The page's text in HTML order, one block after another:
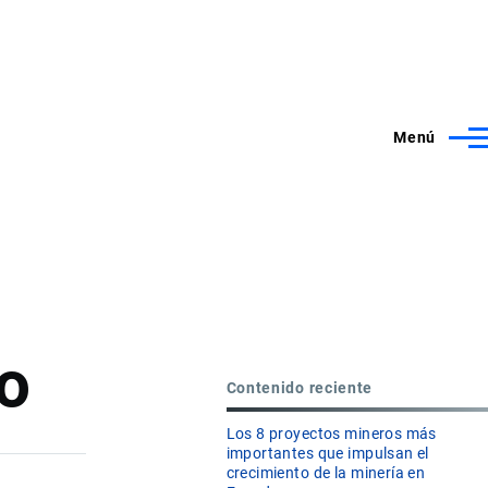
Menú
Contenido reciente
Los 8 proyectos mineros más
importantes que impulsan el
crecimiento de la minería en